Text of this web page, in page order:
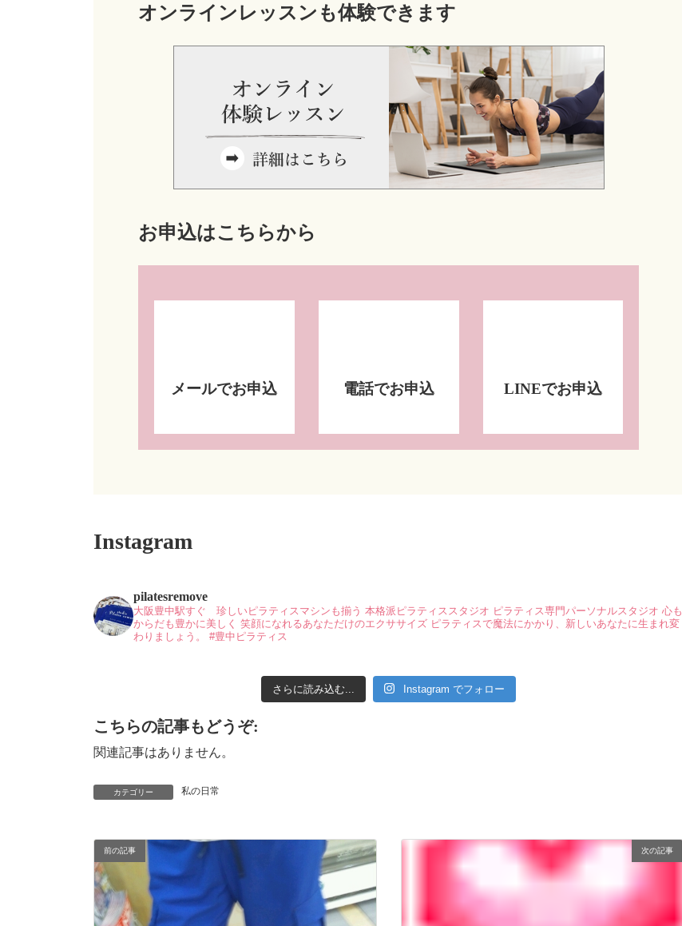
オンラインレッスンも体験できます
お申込はこちらから
メールでお申込 電話でお申込 LINEでお申込
Instagram
pilatesremove
大阪豊中駅すぐ 珍しいピラティスマシンも揃う 本格派ピラティススタジオ ピラティス専門パーソナルスタジオ 心も
からだも豊かに美しく 笑顔になれるあなただけのエクササイズ ピラティスで魔法にかかり、新しいあなたに生まれ変
わりましょう。
#豊中ピラティス
さらに読み込む... Instagram でフォロー
こちらの記事もどうぞ:
関連記事はありません。
カテゴリー 私の日常
前の記事 次の記事